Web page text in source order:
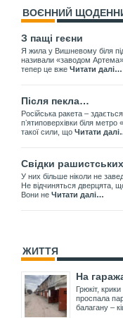
ВОЄННИЙ
З пащі геєни
Я жила у Вишневому біля
називали «заводом
тепер це вже Читати далі…
Після пекла…
Російська ракета –
пʼятиповерхівки біля
такої сили, що Читати
Свідки
У них більше ніколи не
Не відчиняться дверцята,
Вони не Читати далі…
ЖИТТЯ
На
Грюкіт,
проспала
балагану –